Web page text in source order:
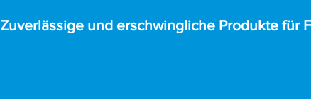
Zuverlässige und erschwingliche Produkte für